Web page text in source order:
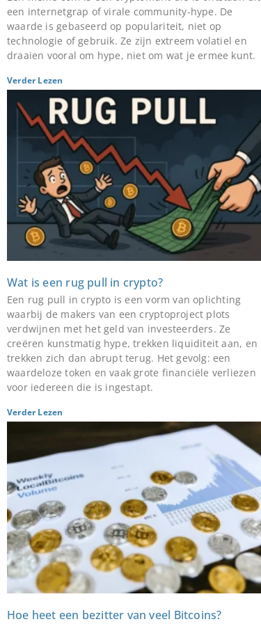
een internetgrap of virale community-hype. De
waarde is gebaseerd op populariteit, niet op
technologie of gebruik. Ze zijn extreem volatiel en
draaien vooral om hype, niet om wat je ermee kunt.
Verder Lezen
Wat is een rug pull in crypto?
Een rug pull in crypto is een vorm van oplichting
waarbij de makers van een cryptoproject plots
verdwijnen met het geld van investeerders. Ze
creëren kunstmatig hype, trekken liquiditeit aan, en
trekken zich dan abrupt terug. Het gevolg: een
waardeloze token en vaak grote financiële verliezen
voor iedereen die is ingestapt.
Verder Lezen
Hoe heet een bezitter van veel Bitcoins?